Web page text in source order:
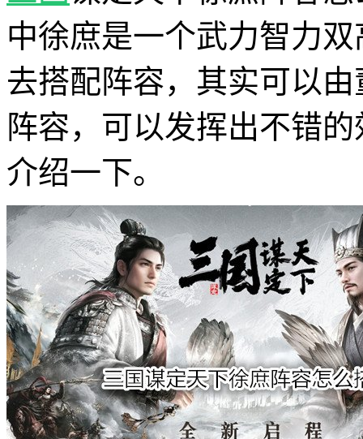
中徐庶是一个武力智力
去搭配阵容，其实可以
阵容，可以发挥出不错
介绍一下。